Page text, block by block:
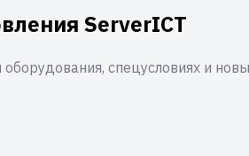
ServerICT
спецусловиях и